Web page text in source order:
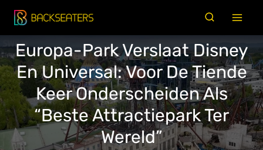
Doorgaan
naar
inhoudEuropa-Park Verslaat Disney
En Universal: Voor De Tiende
Keer Onderscheiden Als
“Beste Attractiepark Ter
Wereld”